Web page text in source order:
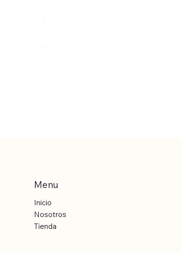
Menu
Inicio
Nosotros
Tienda